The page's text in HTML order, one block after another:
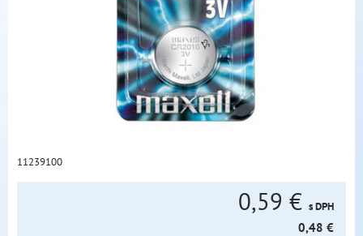
11239100
0,59 € s DPH
0,48 €